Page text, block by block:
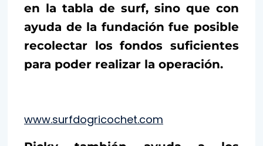
en la tabla de surf, sino que con
ayuda de la fundación fue posible
recolectar los fondos suficientes
para poder realizar la operación.
www.surfdogricochet.com